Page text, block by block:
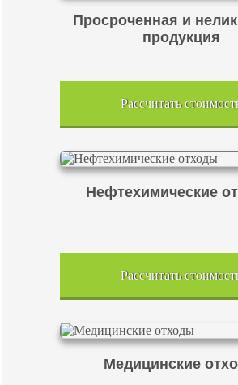
Просроченная и
продукция
Рассчитать
Нефтехимические
Рассчитать
Медицинские